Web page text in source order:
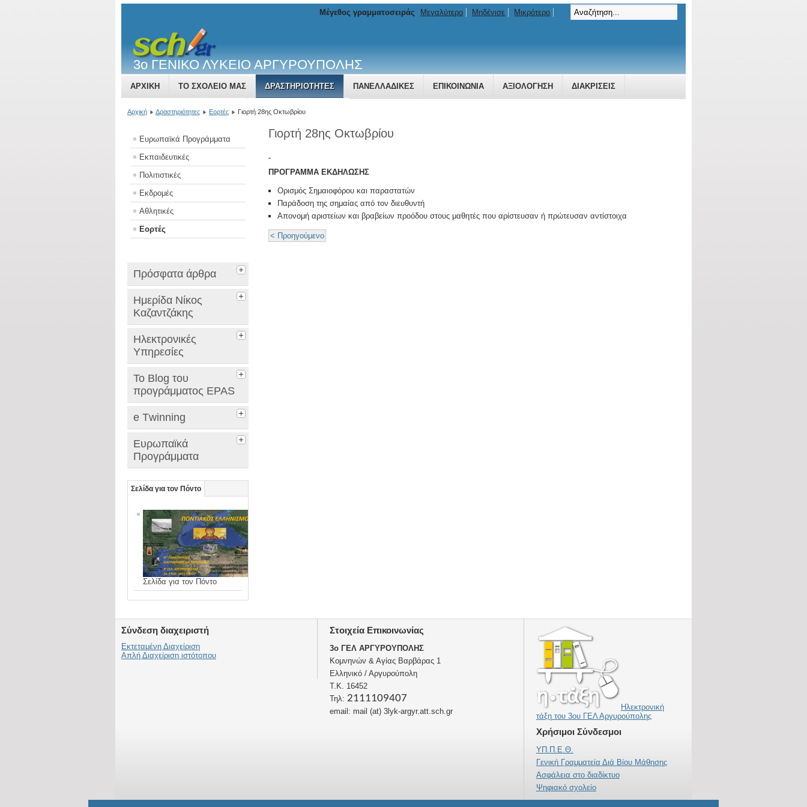
3o ΓΕΝΙΚΟ ΛΥΚΕΙΟ ΑΡΓΥΡΟΥΠΟΛΗΣ
ΑΡΧΙΚΉ ΤΟ ΣΧΟΛΕΊΟ ΜΑΣ ΔΡΑΣΤΗΡΙΌΤΗΤΕΣ ΠΑΝΕΛΛΑΔΙΚΕΣ ΕΠΙΚΟΙΝΩΝΊΑ ΑΞΙΟΛΟΓΗΣΗ ΔΙΑΚΡΊΣΕΙΣ
ΕΚΠΑΙΔΕΥΤΙΚΌ ΠΡΟΣΩΠΙΚΌ ΝΈΑ & ΑΝΑΚΟΙΝΏΣΕΙΣ
Μέγεθος γραμματοσειράς Μεγαλύτερο Μηδένισε Μικρότερο
Αρχική Δραστηριότητες Εορτές Γιορτή 28ης Οκτωβρίου
Ευρωπαϊκά Προγράμματα
Εκπαιδευτικές
Πολιτιστικές
Εκδρομές
Αθλητικές
Εορτές
Πρόσφατα άρθρα
Hμερίδα Νίκος
Καζαντζάκης
Ηλεκτρονικές
Υπηρεσίες
Το Blog του
προγράμματος EPAS
e Τwinning
Ευρωπαϊκά
Προγράμματα
Σελίδα για τον Πόντο
Σελίδα για τον Πόντο
Γιορτή 28ης Οκτωβρίου
ΠΡΟΓΡΑΜΜΑ ΕΚΔΗΛΩΣΗΣ
Ορισμός Σημαιοφόρου και παραστατών
Παράδοση της σημαίας από τον διευθυντή
Απονομή αριστείων και βραβείων προόδου στους μαθητές που αρίστευσαν ή πρώτευσαν αντίστοιχα
< Προηγούμενο
Σύνδεση διαχειριστή
Εκτεταμένη Διαχείριση
Απλή Διαχείριση ιστότοπου
Στοιχεία Επικοινωνίας
3o ΓΕΛ ΑΡΓΥΡΟΥΠΟΛΗΣ
Κομνηνών & Αγίας Βαρβάρας 1
Ελληνικό / Αργυρούπολη
Τ.Κ. 16452
Τηλ: 2111109407
email: mail (at) 3lyk-argyr.att.sch.gr
Ηλεκτρονική
τάξη του 3ου ΓΕΛ Αργυρούπολης
Χρήσιμοι Σύνδεσμοι
ΥΠ.Π.Ε.Θ.
Γενική Γραμματεία Διά Βίου Μάθησης
Ασφάλεια στο διαδίκτυο
Ψηφιακό σχολείο